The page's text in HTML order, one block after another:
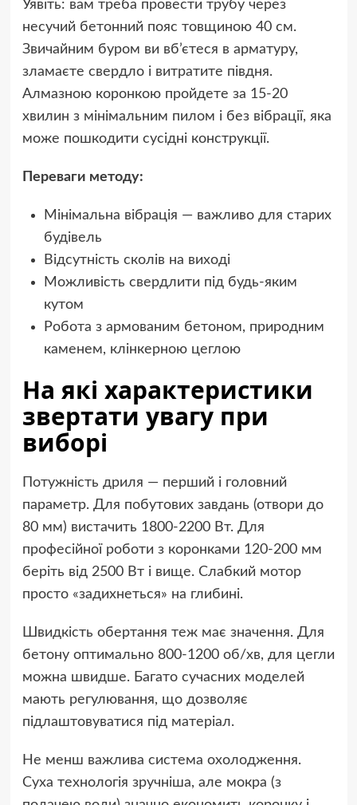
Уявіть: вам треба провести трубу через
несучий бетонний пояс товщиною 40 см.
Звичайним буром ви вб’єтеся в арматуру,
зламаєте свердло і витратите півдня.
Алмазною коронкою пройдете за 15-20
хвилин з мінімальним пилом і без вібрації, яка
може пошкодити сусідні конструкції.
Переваги методу:
Мінімальна вібрація — важливо для старих
будівель
Відсутність сколів на виході
Можливість свердлити під будь-яким
кутом
Робота з армованим бетоном, природним
каменем, клінкерною цеглою
На які характеристики
звертати увагу при
виборі
Потужність дриля — перший і головний
параметр. Для побутових завдань (отвори до
80 мм) вистачить 1800-2200 Вт. Для
професійної роботи з коронками 120-200 мм
беріть від 2500 Вт і вище. Слабкий мотор
просто «задихнеться» на глибині.
Швидкість обертання теж має значення. Для
бетону оптимально 800-1200 об/хв, для цегли
можна швидше. Багато сучасних моделей
мають регулювання, що дозволяє
підлаштовуватися під матеріал.
Не менш важлива система охолодження.
Суха технологія зручніша, але мокра (з